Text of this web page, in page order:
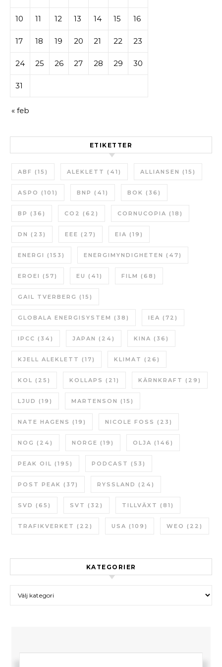
10 11 12 13 14 15 16
17 18 19 20 21 22 23
24 25 26 27 28 29 30
31
« feb
ETIKETTER
ABF (15) ALEKLETT (41) ALLIANSEN (15)
ASPO (101) BNP (41) BOK (36)
BP (36) CO2 (62) CORNUCOPIA (18)
DN (23) EEE (27) EIA (19)
ENERGI (153) ENERGIMYNDIGHETEN (47)
EROEI (57) EU (41) FILM (68)
GAIL TVERBERG (15)
GLOBALA ENERGISYSTEM (38) IEA (72)
IPCC (34) JAPAN (24) KINA (36)
KJELL ALEKLETT (17) KLIMAT (26)
KOL (25) KOLLAPS (21) KÄRNKRAFT (29)
LJUD (19) MARTENSON (15)
NATE HAGENS (19) NICOLE FOSS (23)
NOG (24) NORGE (19) OLJA (146)
PEAK OIL (195) PODCAST (53)
POST PEAK (37) RYSSLAND (24)
SVD (65) SVT (32) TILLVÄXT (81)
TRAFIKVERKET (22) USA (109) WEO (22)
KATEGORIER